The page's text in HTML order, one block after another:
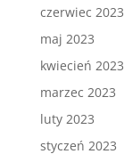
czerwiec 2023
maj 2023
kwiecień 2023
marzec 2023
luty 2023
styczeń 2023